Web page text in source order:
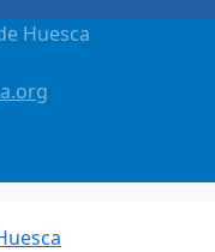
Huesca